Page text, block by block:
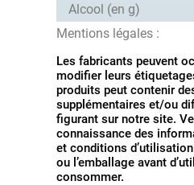
Alcool (en g)
Mentions légales :
Les fabricants peuvent
modifier leurs
produits peut contenir
supplémentaires et/ou
figurant sur notre site.
connaissance des
et conditions
ou l’emballage avant
consommer.